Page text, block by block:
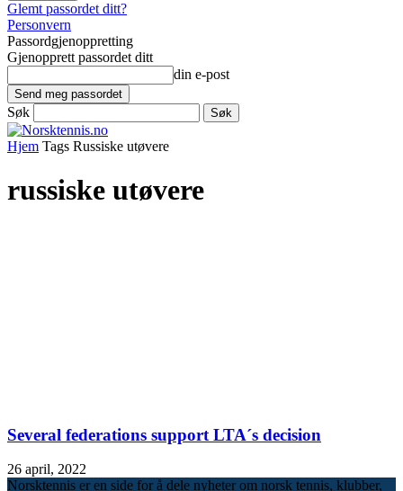
Glemt passordet ditt?
Personvern
Passordgjenoppretting
Gjenopprett passordet ditt
din e-post
Søk
Hjem Tags Russiske utøvere
russiske utøvere
Several federations support LTA´s decision
26 april, 2022
Norsktennis er en side for å dele nyheter om norsk tennis, klubber,